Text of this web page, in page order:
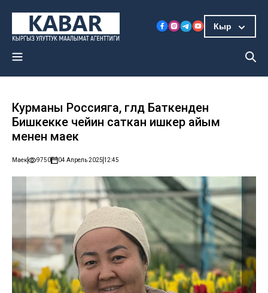
Кыр
Курманы Россияга, гүлдү Баткенден
Бишкекке чейин саткан ишкер айым
менен маек
Маек 9750 04 Апрель 2025 12:45